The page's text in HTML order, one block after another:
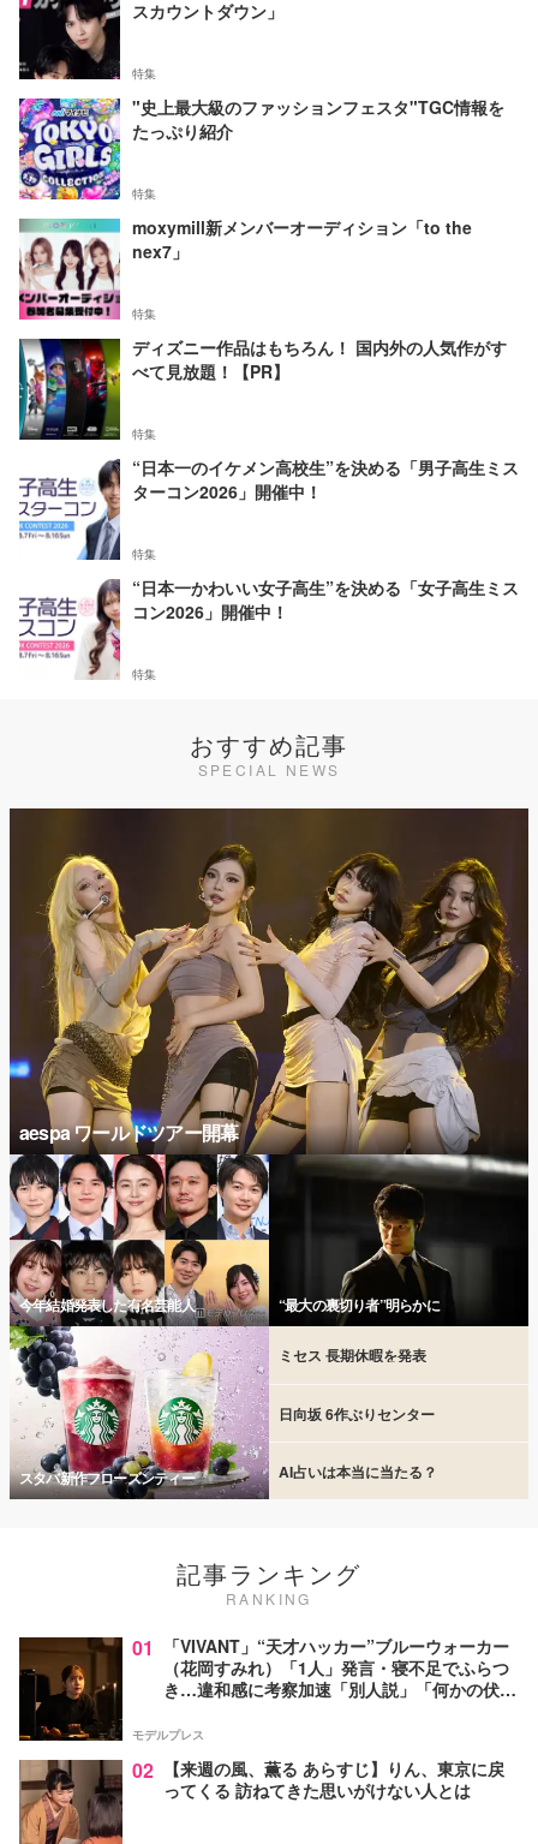
スカウントダウン」
特集
"史上最大級のファッションフェスタ"TGC情報を
たっぷり紹介
特集
moxymill新メンバーオーディション「to the
nex7」
特集
ディズニー作品はもちろん！ 国内外の人気作がす
べて見放題！【PR】
特集
“日本一のイケメン高校生”を決める「男子高生ミス
ターコン2026」開催中！
特集
“日本一かわいい女子高生”を決める「女子高生ミス
コン2026」開催中！
特集
おすすめ記事
SPECIAL NEWS
aespa ワールドツアー開幕
今年結婚発表した有名芸能人 “最大の裏切り者”明らかに
スタバ新作フローズンティー
ミセス 長期休暇を発表
日向坂 6作ぶりセンター
AI占いは本当に当たる？
記事ランキング
RANKING
01
「VIVANT」“天才ハッカー”ブルーウォーカー
（花岡すみれ）「1人」発言・寝不足でふらつ
き…違和感に考察加速「別人説」「何かの伏線
モデルプレス
02
【来週の風、薫る あらすじ】りん、東京に戻
ってくる 訪ねてきた思いがけない人とは